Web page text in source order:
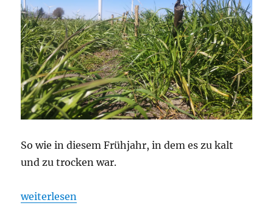
So wie in diesem Frühjahr, in dem es zu kalt
und zu trocken war.
„Manchmal läuft es nicht so wie geplant“
weiterlesen